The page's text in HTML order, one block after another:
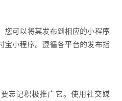
您可以将其发布到相应的小程序
宝小程序。遵循各平台的发布指
忘记积极推广它。使用社交媒